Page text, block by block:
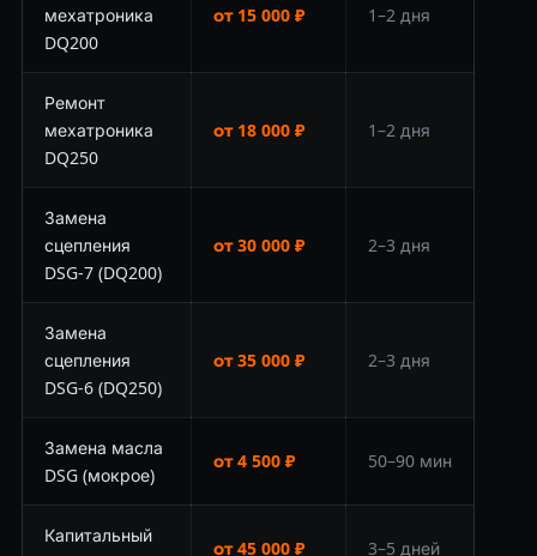
мехатроника
DQ200
от 15 000 ₽ 1–2 дня
Ремонт
мехатроника
DQ250
от 18 000 ₽ 1–2 дня
Замена
сцепления
DSG-7 (DQ200)
от 30 000 ₽ 2–3 дня
Замена
сцепления
DSG-6 (DQ250)
от 35 000 ₽ 2–3 дня
Замена масла
DSG (мокрое)
от 4 500 ₽ 50–90 мин
Капитальный
от 45 000 ₽ 3–5 дней